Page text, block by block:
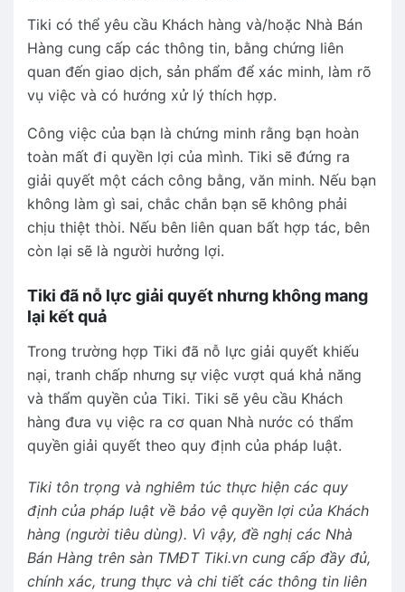
Tiki có thể yêu cầu Khách hàng và/hoặc Nhà Bán
Hàng cung cấp các thông tin, bằng chứng liên
quan đến giao dịch, sản phẩm để xác minh, làm rõ
vụ việc và có hướng xử lý thích hợp.
Công việc của bạn là chứng minh rằng bạn hoàn
toàn mất đi quyền lợi của mình. Tiki sẽ đứng ra
giải quyết một cách công bằng, văn minh. Nếu bạn
không làm gì sai, chắc chắn bạn sẽ không phải
chịu thiệt thòi. Nếu bên liên quan bất hợp tác, bên
còn lại sẽ là người hưởng lợi.
Tiki đã nỗ lực giải quyết nhưng không mang
lại kết quả
Trong trường hợp Tiki đã nỗ lực giải quyết khiếu
nại, tranh chấp nhưng sự việc vượt quá khả năng
và thẩm quyền của Tiki. Tiki sẽ yêu cầu Khách
hàng đưa vụ việc ra cơ quan Nhà nước có thẩm
quyền giải quyết theo quy định của pháp luật.
Tiki tôn trọng và nghiêm túc thực hiện các quy
định của pháp luật về bảo vệ quyền lợi của Khách
hàng (người tiêu dùng). Vì vậy, đề nghị các Nhà
Bán Hàng trên sàn TMĐT Tiki.vn cung cấp đầy đủ,
chính xác, trung thực và chi tiết các thông tin liên